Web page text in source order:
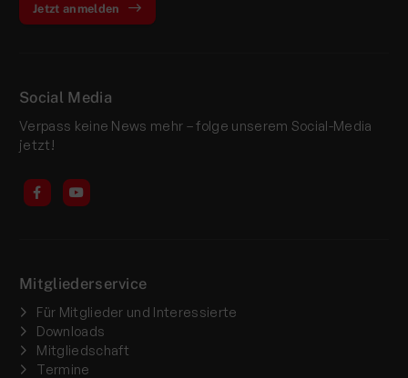
Jetzt anmelden
Social Media
Verpass keine News mehr – folge unserem Social-Media
jetzt!
Mitgliederservice
Für Mitglieder und Interessierte
Downloads
Mitgliedschaft
Termine